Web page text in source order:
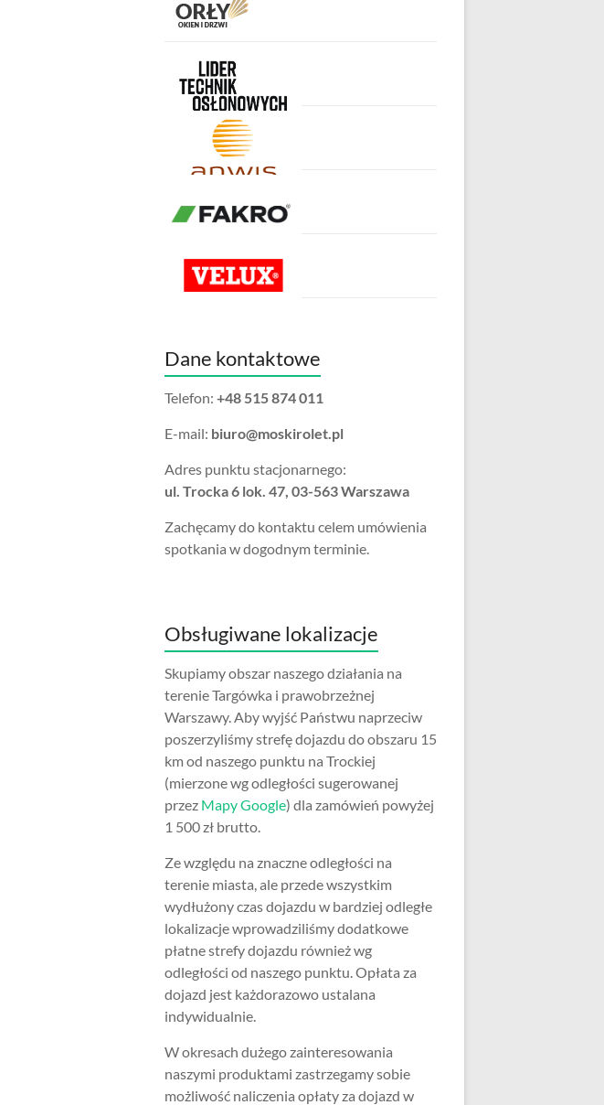
Dane kontaktowe
Telefon: +48 515 874 011
E-mail: biuro@moskirolet.pl
Adres punktu stacjonarnego:
ul. Trocka 6 lok. 47, 03-563 Warszawa
Zachęcamy do kontaktu celem umówienia
spotkania w dogodnym terminie.
Obsługiwane lokalizacje
Skupiamy obszar naszego działania na
terenie Targówka i prawobrzeżnej
Warszawy. Aby wyjść Państwu naprzeciw
poszerzyliśmy strefę dojazdu do obszaru 15
km od naszego punktu na Trockiej
(mierzone wg odległości sugerowanej
przez Mapy Google) dla zamówień powyżej
1 500 zł brutto.
Ze względu na znaczne odległości na
terenie miasta, ale przede wszystkim
wydłużony czas dojazdu w bardziej odległe
lokalizacje wprowadziliśmy dodatkowe
płatne strefy dojazdu również wg
odległości od naszego punktu. Opłata za
dojazd jest każdorazowo ustalana
indywidualnie.
W okresach dużego zainteresowania
naszymi produktami zastrzegamy sobie
możliwość naliczenia opłaty za dojazd w